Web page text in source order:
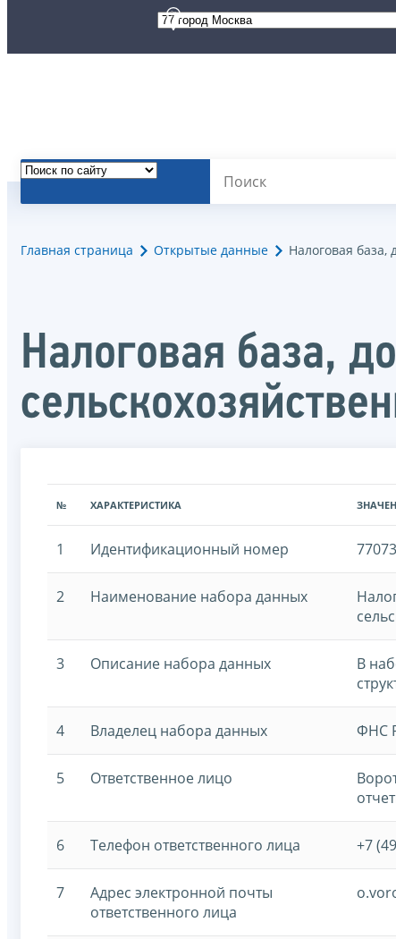
Главная страница Открытые данные Налоговая
Налоговая база,
№ ХАРАКТЕРИСТИКА
1 Идентификационный номер
2 Наименование набора данных
3 Описание набора данных
В
4 Владелец набора данных ФНС
5 Ответственное лицо
6 Телефон ответственного лица +7
7
Адрес электронной почты
ответственного лица